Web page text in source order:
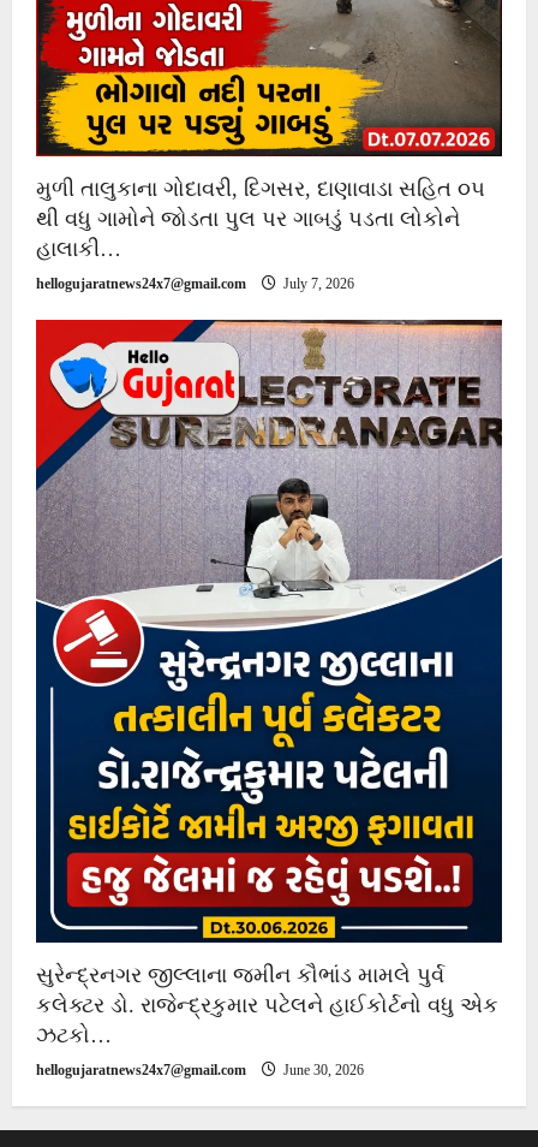
મુળી તાલુકાના ગોદાવરી, દિગસર, દાણાવાડા સહિત ૦૫
થી વધુ ગામોને જોડતા પુલ પર ગાબડું પડતા લોકોને
હાલાકી…
hellogujaratnews24x7@gmail.com July 7, 2026
સુરેન્દ્રનગર જીલ્લાના જમીન કૌભાંડ મામલે પુર્વ
કલેક્ટર ડો. રાજેન્દ્રકુમાર પટેલને હાઈકોર્ટનો વધુ એક
ઝટકો…
hellogujaratnews24x7@gmail.com June 30, 2026